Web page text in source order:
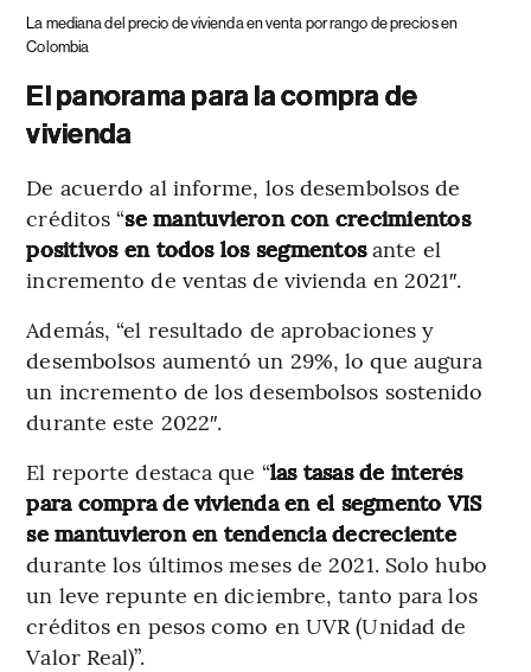
La mediana del precio de vivienda en venta por rango de precios en
Colombia
El panorama para la compra de
vivienda
De acuerdo al informe, los desembolsos de
créditos “se mantuvieron con crecimientos
positivos en todos los segmentosante el
incremento de ventas de vivienda en 2021″.
Además, “el resultado de aprobaciones y
desembolsos aumentó un 29%, lo que augura
un incremento de los desembolsos sostenido
durante este 2022″.
El reporte destaca que “las tasas de interés
para compra de vivienda en el segmento VIS
se mantuvieron en tendencia decreciente
durante los últimos meses de 2021. Solo hubo
un leve repunte en diciembre, tanto para los
créditos en pesos como en UVR (Unidad de
Valor Real)”.